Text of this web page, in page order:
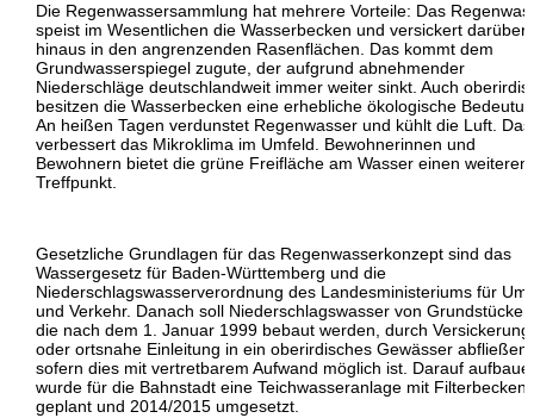
Die Regenwassersammlung hat mehrere Vorteile: Das
speist im Wesentlichen die Wasserbecken und versickert darüber
hinaus in den angrenzenden Rasenflächen. Das kommt dem
Grundwasserspiegel zugute, der aufgrund abnehmender
Niederschläge deutschlandweit immer weiter sinkt. Auch
besitzen die Wasserbecken eine erhebliche ökologische
An heißen Tagen verdunstet Regenwasser und kühlt die Luft. Das
verbessert das Mikroklima im Umfeld. Bewohnerinnen und
Bewohnern bietet die grüne Freifläche am Wasser einen weiteren
Treffpunkt.
Gesetzliche Grundlagen für das Regenwasserkonzept sind das
Wassergesetz für Baden-Württemberg und die
Niederschlagswasserverordnung des Landesministeriums für
und Verkehr. Danach soll Niederschlagswasser von
die nach dem 1. Januar 1999 bebaut werden, durch Versickerung
oder ortsnahe Einleitung in ein oberirdisches Gewässer abfließen,
sofern dies mit vertretbarem Aufwand möglich ist. Darauf
wurde für die Bahnstadt eine Teichwasseranlage mit Filterbecken
geplant und 2014/2015 umgesetzt.